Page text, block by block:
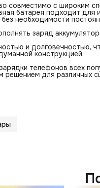
совместимо с широким
батарея подходит для
необходимости
заряд
и долговечностью,
конструкцией.
телефонов всех
для различных